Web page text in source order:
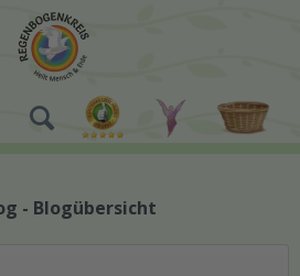
- Blogübersicht